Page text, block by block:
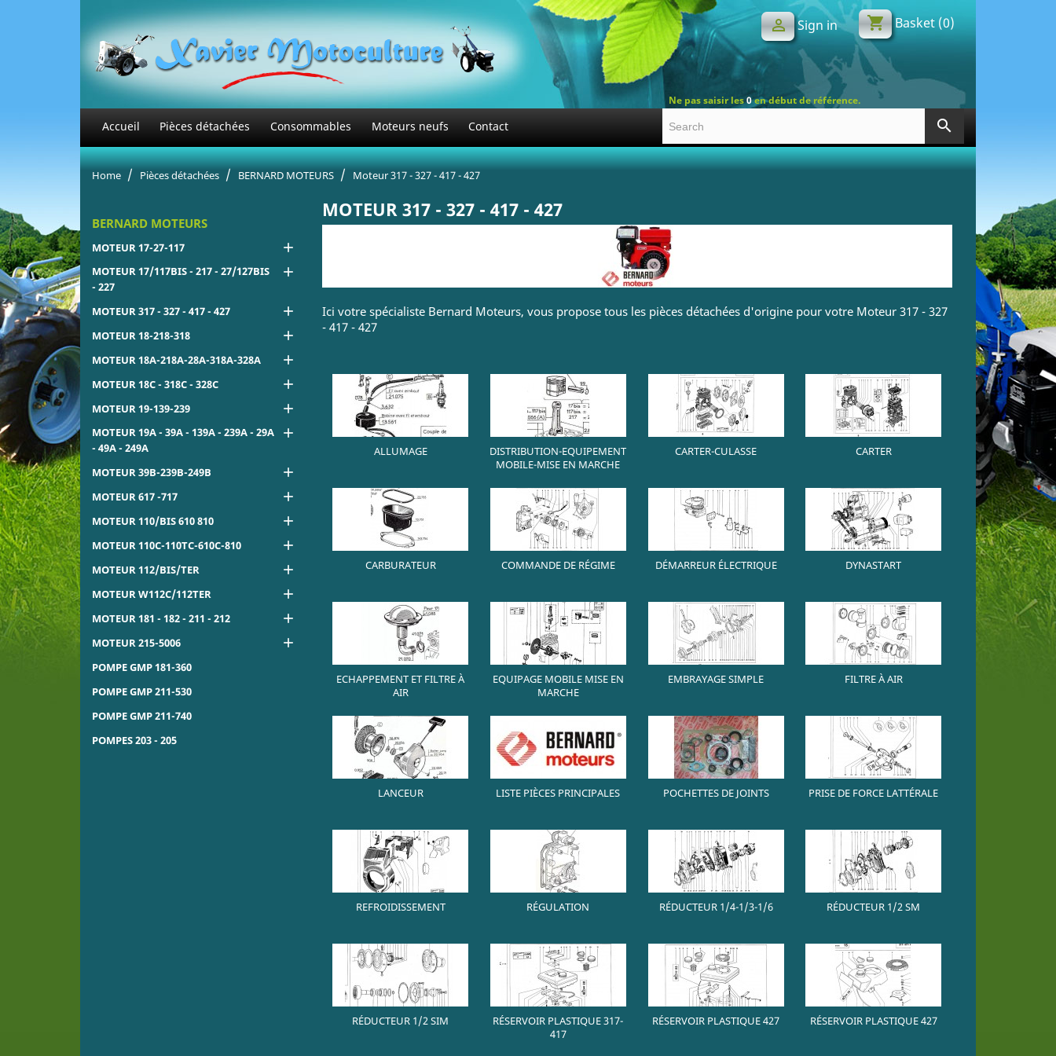
 Sign in shopping_cart Basket (0)
Accueil Pièces détachées Consommables Moteurs neufs Contact search
Ne pas saisir les0en début de référence.
Home Pièces détachées BERNARD MOTEURS Moteur 317 - 327 - 417 - 427
BERNARD MOTEURS
MOTEUR 17-27-117 
MOTEUR 17/117BIS - 217 - 27/127BIS
- 227

MOTEUR 317 - 327 - 417 - 427 
MOTEUR 18-218-318 
MOTEUR 18A-218A-28A-318A-328A 
MOTEUR 18C - 318C - 328C 
MOTEUR 19-139-239 
MOTEUR 19A - 39A - 139A - 239A - 29A
- 49A - 249A

MOTEUR 39B-239B-249B 
MOTEUR 617 -717 
MOTEUR 110/BIS 610 810 
MOTEUR 110C-110TC-610C-810 
MOTEUR 112/BIS/TER 
MOTEUR W112C/112TER 
MOTEUR 181 - 182 - 211 - 212 
MOTEUR 215-5006 
POMPE GMP 181-360
POMPE GMP 211-530
POMPE GMP 211-740
POMPES 203 - 205
MOTEUR 317 - 327 - 417 - 427
Ici votre spécialiste Bernard Moteurs, vous propose tous les pièces détachées d'origine pour votre Moteur 317 - 327
- 417 - 427
ALLUMAGE
DISTRIBUTION-EQUIPEMENT
MOBILE-MISE EN MARCHE
CARTER-CULASSE CARTER
CARBURATEUR COMMANDE DE RÉGIME DÉMARREUR ÉLECTRIQUE DYNASTART
ECHAPPEMENT ET FILTRE À
AIR
EQUIPAGE MOBILE MISE EN
MARCHE
EMBRAYAGE SIMPLE FILTRE À AIR
LANCEUR LISTE PIÈCES PRINCIPALES POCHETTES DE JOINTS PRISE DE FORCE LATTÉRALE
REFROIDISSEMENT RÉGULATION RÉDUCTEUR 1/4-1/3-1/6 RÉDUCTEUR 1/2 SM
RÉDUCTEUR 1/2 SIM
RÉSERVOIR PLASTIQUE 317-
417
RÉSERVOIR PLASTIQUE 427 RÉSERVOIR PLASTIQUE 427